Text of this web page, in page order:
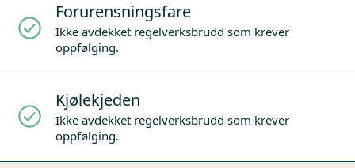
Forurensningsfare
Ikke avdekket regelverksbrudd som krever
oppfølging.
Kjølekjeden
Ikke avdekket regelverksbrudd som krever
oppfølging.